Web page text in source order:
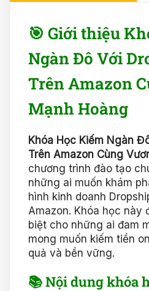
🎯 Giới thiệu
Ngàn Đô Với
Trên Amazon
Mạnh Hoàng
Khóa Học Kiếm Ngàn
Trên Amazon Cùng
chương trình đào tạo
những ai muốn khám
hình kinh doanh
Amazon. Khóa học này
biệt cho những ai đam
mong muốn kiếm tiền
quả và bền vững.
📚 Nội dung khóa